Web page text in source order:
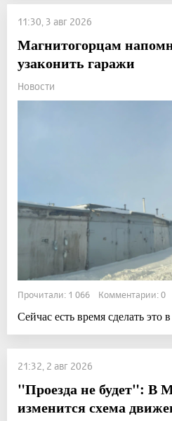
11:30, 3 авг 2026
Магнитогорцам
узаконить гаражи
Новости
Прочитали: 1 066 Комментарии: 0
Сейчас есть время сделать
21:32, 2 авг 2026
"Проезда не будет": В
изменится схема